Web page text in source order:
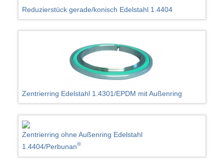
Reduzierstück gerade/konisch Edelstahl 1.4404
Zentrierring Edelstahl 1.4301/EPDM mit Außenring
Zentrierring ohne Außenring Edelstahl
1.4404/Perbunan®